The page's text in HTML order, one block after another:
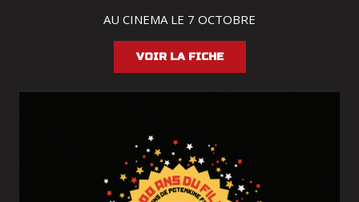
AU CINEMA LE 7 OCTOBRE
VOIR LA FICHE